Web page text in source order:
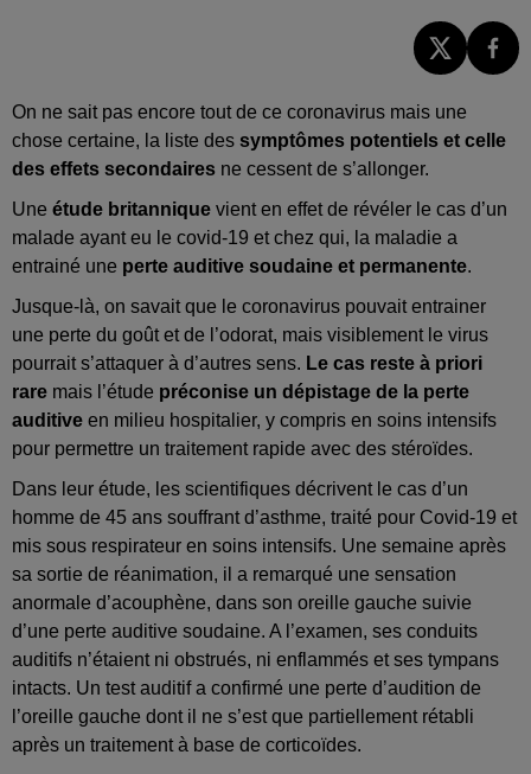
On ne sait pas encore tout de ce coronavirus mais une
chose certaine, la liste des symptômes potentiels et celle
des effets secondaires ne cessent de s’allonger.
Une étude britannique vient en effet de révéler le cas d’un
malade ayant eu le covid-19 et chez qui, la maladie a
entrainé une perte auditive soudaine et permanente.
Jusque-là, on savait que le coronavirus pouvait entrainer
une perte du goût et de l’odorat, mais visiblement le virus
pourrait s’attaquer à d’autres sens. Le cas reste à priori
rare mais l’étude préconise un dépistage de la perte
auditive en milieu hospitalier, y compris en soins intensifs
pour permettre un traitement rapide avec des stéroïdes.
Dans leur étude, les scientifiques décrivent le cas d’un
homme de 45 ans souffrant d’asthme, traité pour Covid-19 et
mis sous respirateur en soins intensifs. Une semaine après
sa sortie de réanimation, il a remarqué une sensation
anormale d’acouphène, dans son oreille gauche suivie
d’une perte auditive soudaine. A l’examen, ses conduits
auditifs n’étaient ni obstrués, ni enflammés et ses tympans
intacts. Un test auditif a confirmé une perte d’audition de
l’oreille gauche dont il ne s’est que partiellement rétabli
après un traitement à base de corticoïdes.